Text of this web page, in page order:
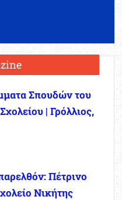
Σπουδών του
| Γρόλλιος,
Πέτρινο
Νικήτης